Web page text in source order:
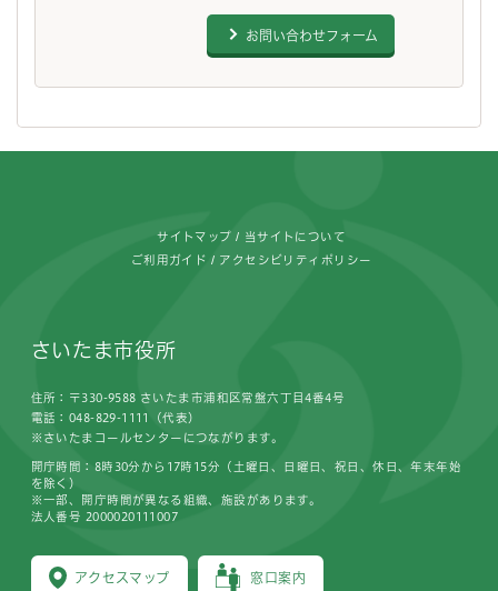
お問い合わせフォーム
サイトマップ 当サイトについて
ご利用ガイド アクセシビリティポリシー
さいたま市役所
住所：〒330-9588 さいたま市浦和区常盤六丁目4番4号
電話：048-829-1111（代表）
※さいたまコールセンターにつながります。
アクセスマップ 窓口案内
開庁時間：8時30分から17時15分（土曜日、日曜日、祝日、休日、年末年始
を除く）
※一部、開庁時間が異なる組織、施設があります。
法人番号 2000020111007